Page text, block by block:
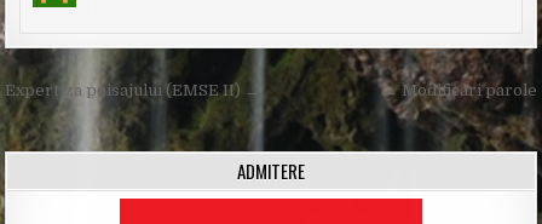
Post
navigation
← Modificari parole
Expertiza peisajului (EMSE II) →
ADMITERE